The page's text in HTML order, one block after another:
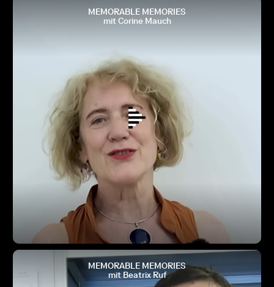
MEMORABLE MEMORIES
mit Corine Mauch
MEMORABLE MEMORIES
mit Beatrix Ruf